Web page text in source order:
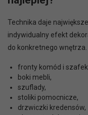
Technika daje
indywidualny efekt
do konkretnego wnętrza.
fronty komód i
boki mebli,
szuflady,
stoliki pomocnicze,
drzwiczki kredensów,